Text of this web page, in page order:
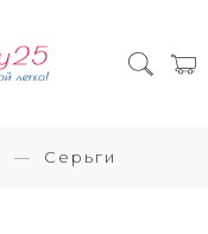
Серьги